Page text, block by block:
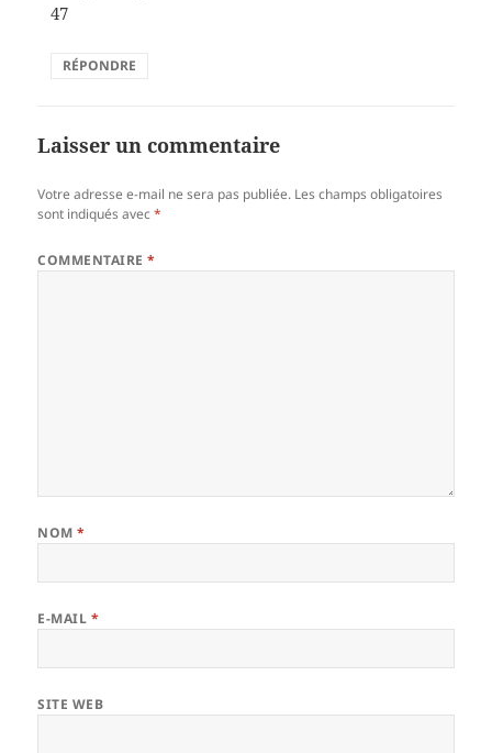
47
RÉPONDRE
Laisser un commentaire
Votre adresse e-mail ne sera pas publiée. Les champs obligatoires
sont indiqués avec*
COMMENTAIRE*
NOM*
E-MAIL *
SITE WEB